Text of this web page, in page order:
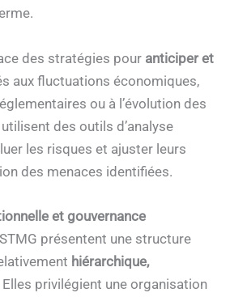
des stratégies pour anticiper et
aux fluctuations économiques,
ou à l’évolution des
des outils d’analyse
les risques et ajuster leurs
des menaces identifiées.
et gouvernance
présentent une structure
hiérarchique,
Elles privilégient une organisation